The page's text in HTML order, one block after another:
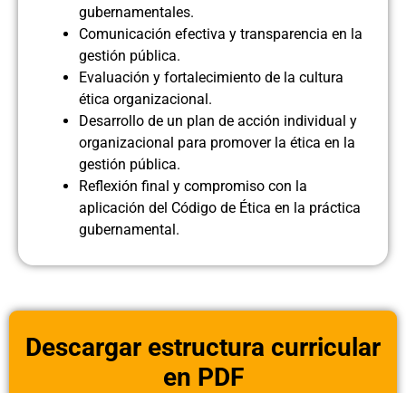
gubernamentales.
Comunicación efectiva y transparencia en la
gestión pública.
Evaluación y fortalecimiento de la cultura
ética organizacional.
Desarrollo de un plan de acción individual y
organizacional para promover la ética en la
gestión pública.
Reflexión final y compromiso con la
aplicación del Código de Ética en la práctica
gubernamental.
Descargar estructura curricular
en PDF